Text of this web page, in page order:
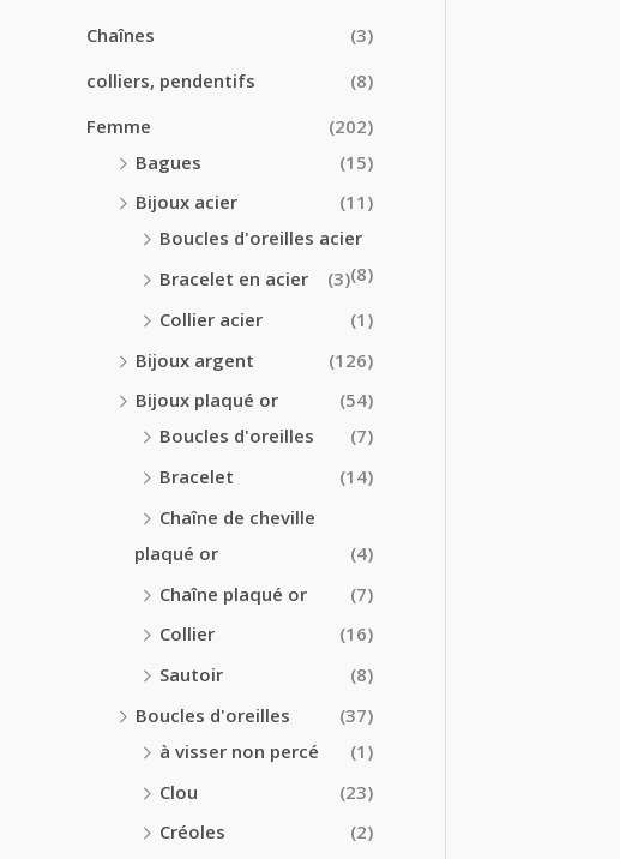
Chaînes
(3)
colliers, pendentifs
(8)
Femme
(202)
Bagues
(15)
Bijoux acier
(11)
Boucles d'oreilles acier
(8)
Bracelet en acier
(3)
Collier acier
(1)
Bijoux argent
(126)
Bijoux plaqué or
(54)
Boucles d'oreilles
(7)
Bracelet
(14)
Chaîne de cheville
plaqué or
(4)
Chaîne plaqué or
(7)
Collier
(16)
Sautoir
(8)
Boucles d'oreilles
(37)
à visser non percé
(1)
Clou
(23)
Créoles
(2)